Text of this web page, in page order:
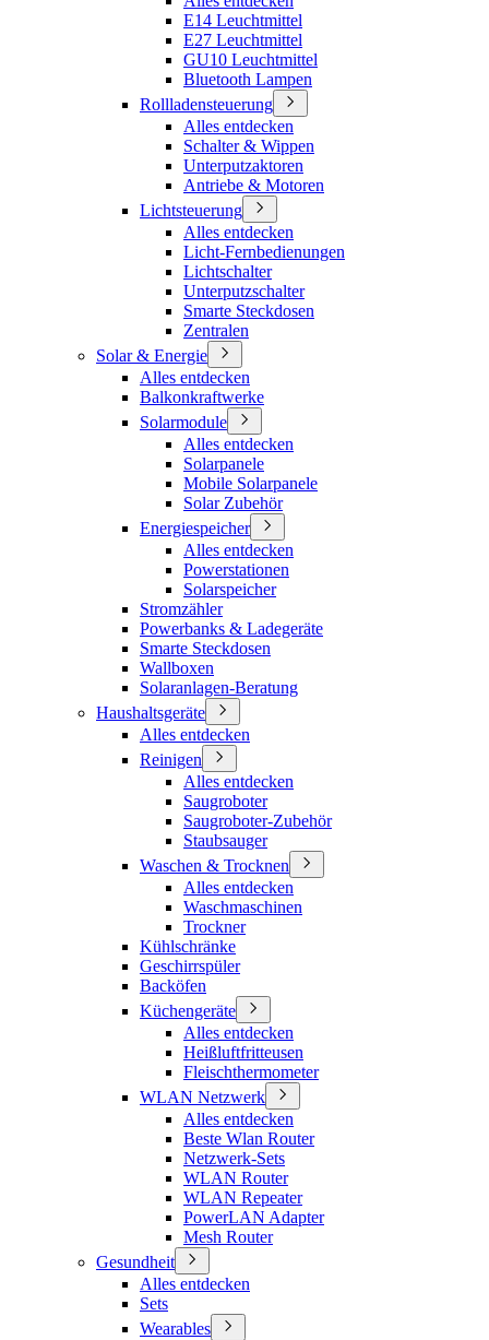
E14 Leuchtmittel
E27 Leuchtmittel
GU10 Leuchtmittel
Bluetooth Lampen
Rollladensteuerung
Alles entdecken
Schalter & Wippen
Unterputzaktoren
Antriebe & Motoren
Lichtsteuerung
Alles entdecken
Licht-Fernbedienungen
Lichtschalter
Unterputzschalter
Smarte Steckdosen
Zentralen
Solar & Energie
Alles entdecken
Balkonkraftwerke
Solarmodule
Alles entdecken
Solarpanele
Mobile Solarpanele
Solar Zubehör
Energiespeicher
Alles entdecken
Powerstationen
Solarspeicher
Stromzähler
Powerbanks & Ladegeräte
Smarte Steckdosen
Wallboxen
Solaranlagen-Beratung
Haushaltsgeräte
Alles entdecken
Reinigen
Alles entdecken
Saugroboter
Saugroboter-Zubehör
Staubsauger
Waschen & Trocknen
Alles entdecken
Waschmaschinen
Trockner
Kühlschränke
Geschirrspüler
Backöfen
Küchengeräte
Alles entdecken
Heißluftfritteusen
Fleischthermometer
WLAN Netzwerk
Alles entdecken
Beste Wlan Router
Netzwerk-Sets
WLAN Router
WLAN Repeater
PowerLAN Adapter
Mesh Router
Gesundheit
Alles entdecken
Sets
Wearables